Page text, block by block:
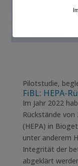
Pilotstudie,
FiBL: HEPA-
Im Jahr 2022
Rückstände
(HEPA) in
unter anderem
Integrität der
abgeklärt